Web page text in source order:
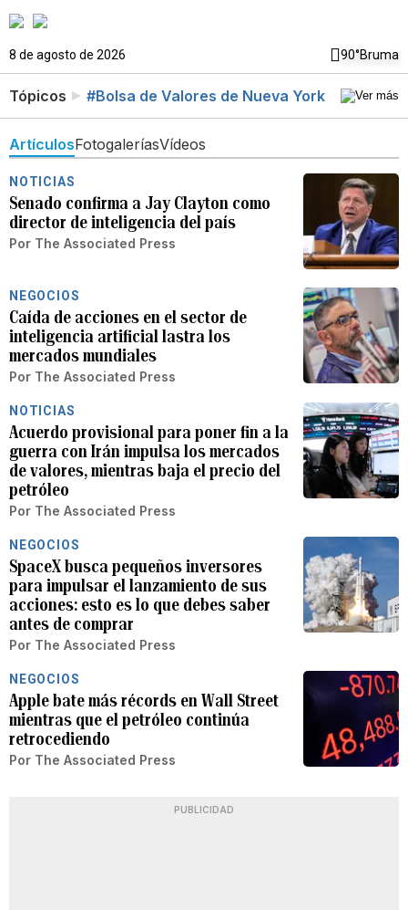
8 de agosto de 2026 90°Bruma
Tópicos #Bolsa de Valores de Nueva York
ArtículosFotogaleríasVídeos
NOTICIAS
Senado confirma a Jay Clayton como
director de inteligencia del país
Por The Associated Press
NEGOCIOS
Caída de acciones en el sector de
inteligencia artificial lastra los
mercados mundiales
Por The Associated Press
NOTICIAS
Acuerdo provisional para poner fin a la
guerra con Irán impulsa los mercados
de valores, mientras baja el precio del
petróleo
Por The Associated Press
NEGOCIOS
SpaceX busca pequeños inversores
para impulsar el lanzamiento de sus
acciones: esto es lo que debes saber
antes de comprar
Por The Associated Press
NEGOCIOS
Apple bate más récords en Wall Street
mientras que el petróleo continúa
retrocediendo
Por The Associated Press
PUBLICIDAD